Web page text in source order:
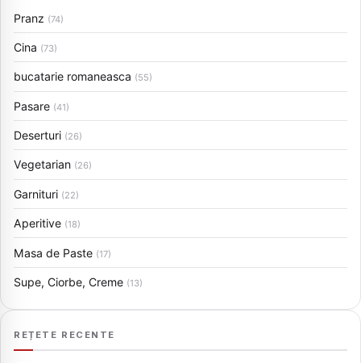
Pranz (74)
Cina (73)
bucatarie romaneasca (55)
Pasare (41)
Deserturi (26)
Vegetarian (26)
Garnituri (22)
Aperitive (18)
Masa de Paste (17)
Supe, Ciorbe, Creme (13)
REȚETE RECENTE